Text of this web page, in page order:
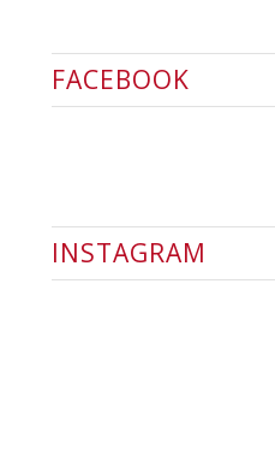
FACEBOOK
INSTAGRAM